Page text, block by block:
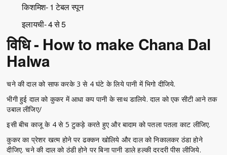
किशमिश- 1 टेबल स्पून
इलायची- 4 से 5
विधि - How to make Chana Dal
Halwa
चने की दाल को साफ करके 3 से 4 घंटे के लिये पानी में भिगो दीजिये.
भीगी हुई दाल को कुकर में आधा कप पानी के साथ डालिये. दाल को एक सीटी आने तक
उबाल लीजिए/
इसी बीच काजू के 4 से 5 टुकड़े करते हुए और बादाम को पतला पतला काट लीजिए.
कुकर का प्रेशर खत्म होने पर ढक्कन खोलिये और दाल को निकालकर ठंडा होने
दीजिए. चने की दाल को ठंडी होने पर बिना पानी डाले हल्की दरदरी पीस लीजिये.